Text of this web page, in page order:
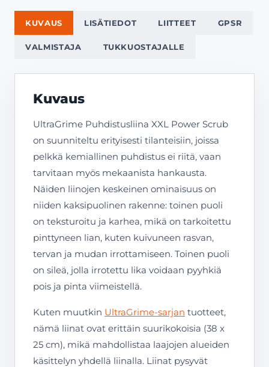
KUVAUS LISÄTIEDOT LIITTEET GPSR
VALMISTAJA TUKKUOSTAJALLE
Kuvaus
UltraGrime Puhdistusliina XXL Power Scrub
on suunniteltu erityisesti tilanteisiin, joissa
pelkkä kemiallinen puhdistus ei riitä, vaan
tarvitaan myös mekaanista hankausta.
Näiden liinojen keskeinen ominaisuus on
niiden kaksipuolinen rakenne: toinen puoli
on teksturoitu ja karhea, mikä on tarkoitettu
pinttyneen lian, kuten kuivuneen rasvan,
tervan ja mudan irrottamiseen. Toinen puoli
on sileä, jolla irrotettu lika voidaan pyyhkiä
pois ja pinta viimeistellä.
Kuten muutkin UltraGrime-sarjan tuotteet,
nämä liinat ovat erittäin suurikokoisia (38 x
25 cm), mikä mahdollistaa laajojen alueiden
käsittelyn yhdellä liinalla. Liinat pysyvät